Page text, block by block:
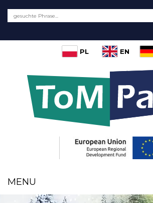
PL EN
MENU